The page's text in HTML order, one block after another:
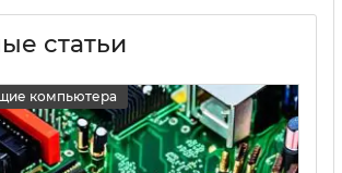
статьи
компьютера